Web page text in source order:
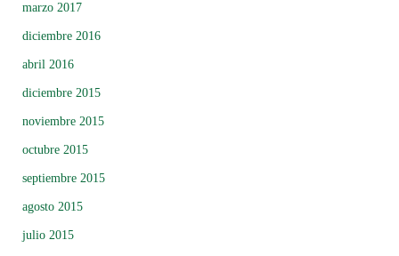
marzo 2017
diciembre 2016
abril 2016
diciembre 2015
noviembre 2015
octubre 2015
septiembre 2015
agosto 2015
julio 2015